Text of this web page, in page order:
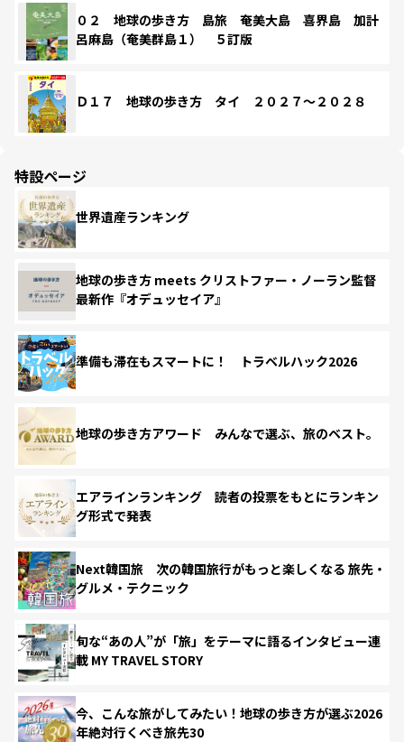
０２ 地球の歩き方 島旅 奄美大島 喜界島 加計
呂麻島（奄美群島１） ５訂版
Ｄ１７ 地球の歩き方 タイ ２０２７～２０２８
特設ページ
世界遺産ランキング
地球の歩き方 meets クリストファー・ノーラン監督
最新作『オデュッセイア』
準備も滞在もスマートに！ トラベルハック2026
地球の歩き方アワード みんなで選ぶ、旅のベスト。
エアラインランキング 読者の投票をもとにランキン
グ形式で発表
Next韓国旅 次の韓国旅行がもっと楽しくなる 旅先・
グルメ・テクニック
旬な“あの人”が「旅」をテーマに語るインタビュー連
載 MY TRAVEL STORY
今、こんな旅がしてみたい！地球の歩き方が選ぶ2026
年絶対行くべき旅先30